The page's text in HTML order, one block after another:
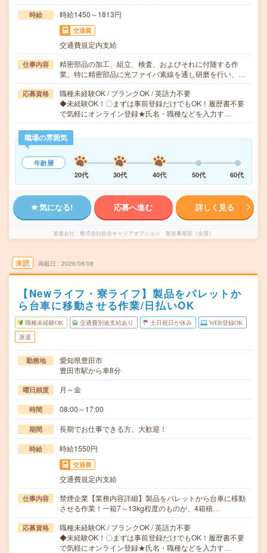
時給 時給1450～1813円
交通費
交通費規定内支給
仕事内容
精密部品の加工、組立、検査、およびそれに付随する作
業。特に精密部品に光ファイバ素線を通し研磨を行い、…
応募資格
職種未経験OK / ブランクOK / 英語力不要
◆未経験OK！〇まずは事前登録だけでもOK！履歴書不要
で気軽にオンライン登録★氏名・職種などを入力す…
職場の雰囲気
年齢層
20代
30代 40代 50代 60代
気になる! 応募へ進む 詳しく見る
派遣会社 株式会社綜合キャリアオプション 製造事業部（全国）
未読 掲載日 2026/08/08
【Newライフ・寮ライフ】製品をパレットか
ら台車に移動させる作業/日払いOK
職種未経験OK 交通費別途支給あり 土日祝日が休み WEB登録OK
派遣
勤務地
愛知県豊田市
豊田市駅から車8分
曜日頻度 月～金
時間 08:00～17:00
期間 長期でお仕事できる方、大歓迎！
時給 時給1550円
交通費
交通費規定内支給
仕事内容
禁煙企業【業務内容詳細】製品をパレットから台車に移動
させる作業！一箱7～13kg程度のものが、4箱積…
応募資格
職種未経験OK / ブランクOK / 英語力不要
◆未経験OK！〇まずは事前登録だけでもOK！履歴書不要
で気軽にオンライン登録★氏名・職種などを入力す…